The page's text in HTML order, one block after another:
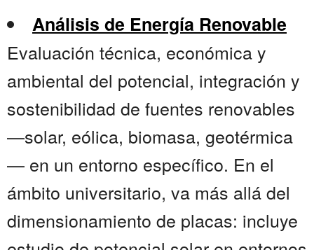
Análisis de Energía Renovable
Evaluación técnica, económica y
ambiental del potencial, integración y
sostenibilidad de fuentes renovables
—solar, eólica, biomasa, geotérmica
— en un entorno específico. En el
ámbito universitario, va más allá del
dimensionamiento de placas: incluye